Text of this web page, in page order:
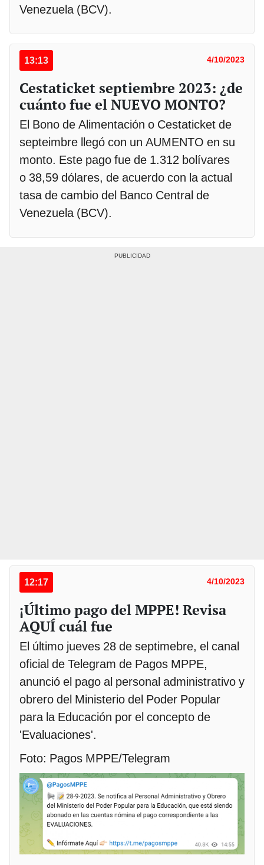
Venezuela (BCV).
13:13 4/10/2023
Cestaticket septiembre 2023: ¿de
cuánto fue el NUEVO MONTO?
El Bono de Alimentación o Cestaticket de
septeimbre llegó con un AUMENTO en su
monto. Este pago fue de 1.312 bolívares
o 38,59 dólares, de acuerdo con la actual
tasa de cambio del Banco Central de
Venezuela (BCV).
12:17 4/10/2023
¡Último pago del MPPE! Revisa
AQUÍ cuál fue
El último jueves 28 de septimebre, el canal
oficial de Telegram de Pagos MPPE,
anunció el pago al personal administrativo y
obrero del Ministerio del Poder Popular
para la Educación por el concepto de
'Evaluaciones'.
Foto: Pagos MPPE/Telegram